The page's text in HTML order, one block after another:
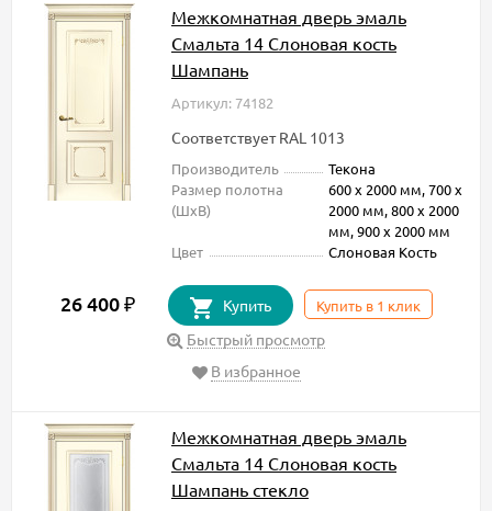
Межкомнатная дверь эмаль
Смальта 14 Слоновая кость
Шампань
Артикул: 74182
Соответствует RAL 1013
Производитель
Текона
Размер полотна
(ШxВ)
600 х 2000 мм, 700 х
2000 мм, 800 х 2000
мм, 900 х 2000 мм
Цвет
Слоновая Кость
26 400 ₽ Купить Купить в 1 клик
Быстрый просмотр
В избранное
Межкомнатная дверь эмаль
Смальта 14 Слоновая кость
Шампань стекло